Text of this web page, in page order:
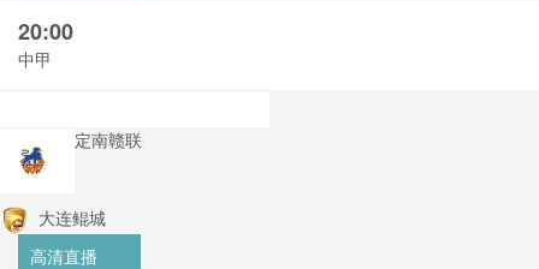
20:00
中甲
定南赣联
大连鲲城
高清直播